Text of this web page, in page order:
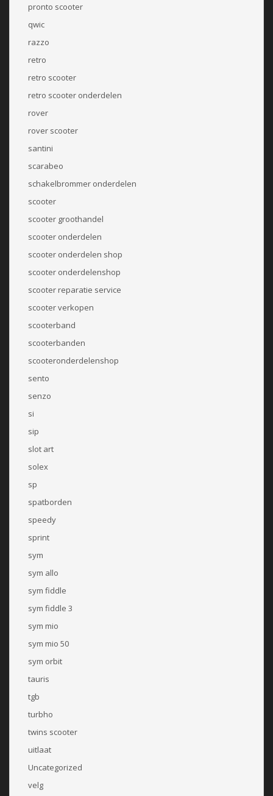
pronto scooter
qwic
razzo
retro
retro scooter
retro scooter onderdelen
rover
rover scooter
santini
scarabeo
schakelbrommer onderdelen
scooter
scooter groothandel
scooter onderdelen
scooter onderdelen shop
scooter onderdelenshop
scooter reparatie service
scooter verkopen
scooterband
scooterbanden
scooteronderdelenshop
sento
senzo
si
sip
slot art
solex
sp
spatborden
speedy
sprint
sym
sym allo
sym fiddle
sym fiddle 3
sym mio
sym mio 50
sym orbit
tauris
tgb
turbho
twins scooter
uitlaat
Uncategorized
velg